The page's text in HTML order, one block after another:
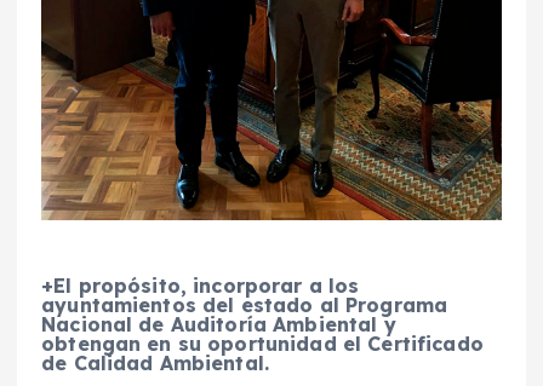
+El propósito, incorporar a los
ayuntamientos del estado al Programa
Nacional de Auditoría Ambiental y
obtengan en su oportunidad el Certificado
de Calidad Ambiental.